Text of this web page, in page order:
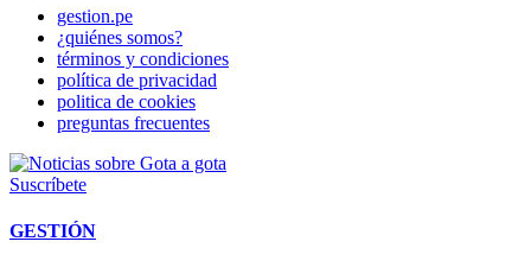
gestion.pe
¿quiénes somos?
términos y condiciones
política de privacidad
politica de cookies
preguntas frecuentes
Suscríbete
GESTIÓN